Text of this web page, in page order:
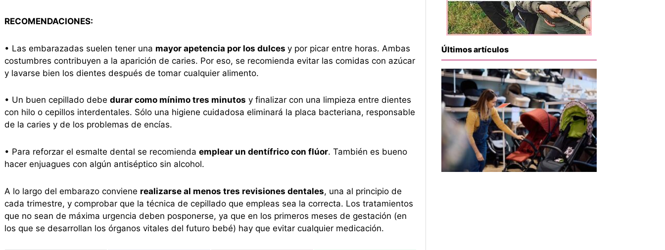
RECOMENDACIONES:
• Las embarazadas suelen tener una mayor apetencia por los dulces y por picar entre horas. Ambas
costumbres contribuyen a la aparición de caries. Por eso, se recomienda evitar las comidas con azúcar
y lavarse bien los dientes después de tomar cualquier alimento.
• Un buen cepillado debe durar como mínimo tres minutos y finalizar con una limpieza entre dientes
con hilo o cepillos interdentales. Sólo una higiene cuidadosa eliminará la placa bacteriana, responsable
de la caries y de los problemas de encías.
• Para reforzar el esmalte dental se recomienda emplear un dentífrico con flúor. También es bueno
hacer enjuagues con algún antiséptico sin alcohol.
A lo largo del embarazo conviene realizarse al menos tres revisiones dentales, una al principio de
cada trimestre, y comprobar que la técnica de cepillado que empleas sea la correcta. Los tratamientos
que no sean de máxima urgencia deben posponerse, ya que en los primeros meses de gestación (en
los que se desarrollan los órganos vitales del futuro bebé) hay que evitar cualquier medicación.
Últimos artículos